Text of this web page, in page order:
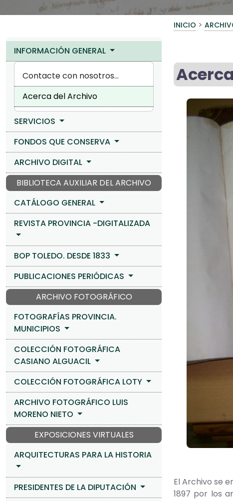
INICIO >
INFORMACIÓN GENERAL
Contacte con nosotros...
Acerca del Archivo
SERVICIOS
FONDOS QUE CONSERVA
ARCHIVO DIGITAL
BIBLIOTECA AUXILIAR DEL ARCHIVO
CATÁLOGO GENERAL
REVISTA PROVINCIA -DIGITALIZADA
BOP TOLEDO. DESDE 1833
PUBLICACIONES PERIÓDICAS
ARCHIVO FOTOGRÁFICO
FOTOGRAFÍAS PROVINCIA.
MUNICIPIOS
COLECCIÓN FOTOGRÁFICA
CASIANO ALGUACIL
COLECCIÓN FOTOGRÁFICA LOTY
ARCHIVO FOTOGRÁFICO LUIS
MORENO NIETO
EXPOSICIONES VIRTUALES
ARQUITECTURAS PARA LA HISTORIA
PRESIDENTES DE LA DIPUTACIÓN
El Archivo se
1897 por los